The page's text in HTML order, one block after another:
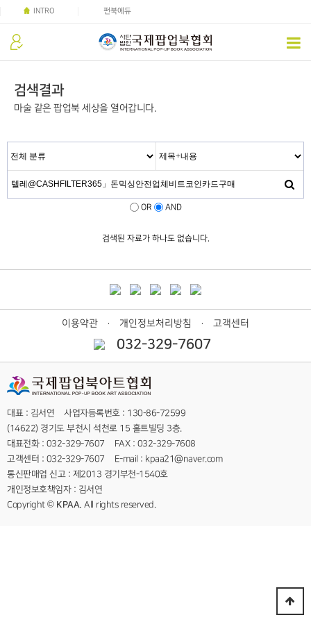
INTRO 펀북에듀
검색결과
마술 같은 팝업북 세상을 열어갑니다.
OR AND
검색된 자료가 하나도 없습니다.
이용약관 ㆍ 개인정보처리방침 ㆍ 고객센터
032-329-7607
대표 : 김서연 사업자등록번호 : 130-86-72599
(14622) 경기도 부천시 석천로 15 홀트빌딩 3층.
대표전화 : 032-329-7607 FAX : 032-329-7608
고객센터 : 032-329-7607 E-mail : kpaa21@naver.com
통신판매업 신고 : 제2013 경기부천-1540호
개인정보호책임자 : 김서연
Copyright © KPAA. All rights reserved.